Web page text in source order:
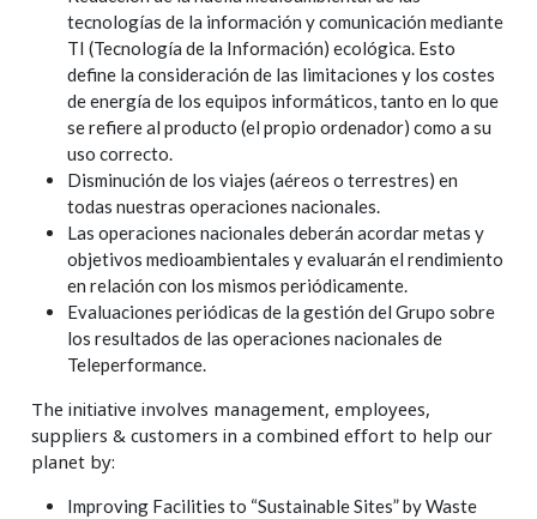
tecnologías de la información y comunicación mediante
TI (Tecnología de la Información) ecológica. Esto
define la consideración de las limitaciones y los costes
de energía de los equipos informáticos, tanto en lo que
se refiere al producto (el propio ordenador) como a su
uso correcto.
Disminución de los viajes (aéreos o terrestres) en
todas nuestras operaciones nacionales.
Las operaciones nacionales deberán acordar metas y
objetivos medioambientales y evaluarán el rendimiento
en relación con los mismos periódicamente.
Evaluaciones periódicas de la gestión del Grupo sobre
los resultados de las operaciones nacionales de
Teleperformance.
The initiative involves management, employees,
suppliers & customers in a combined effort to help our
planet by:
Improving Facilities to “Sustainable Sites” by Waste